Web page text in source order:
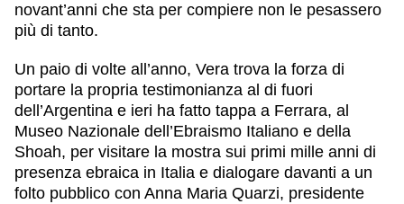
novant’anni che sta per compiere non le pesassero
più di tanto.
Un paio di volte all’anno, Vera trova la forza di
portare la propria testimonianza al di fuori
dell’Argentina e ieri ha fatto tappa a Ferrara, al
Museo Nazionale dell’Ebraismo Italiano e della
Shoah, per visitare la mostra sui primi mille anni di
presenza ebraica in Italia e dialogare davanti a un
folto pubblico con Anna Maria Quarzi, presidente